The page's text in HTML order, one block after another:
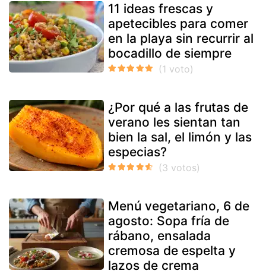
11 ideas frescas y
apetecibles para comer
en la playa sin recurrir al
bocadillo de siempre
¿Por qué a las frutas de
verano les sientan tan
bien la sal, el limón y las
especias?
Menú vegetariano, 6 de
agosto: Sopa fría de
rábano, ensalada
cremosa de espelta y
lazos de crema